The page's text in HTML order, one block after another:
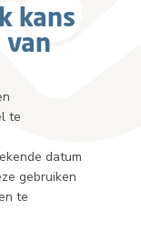
kans
van
te
datum
gebruiken
te